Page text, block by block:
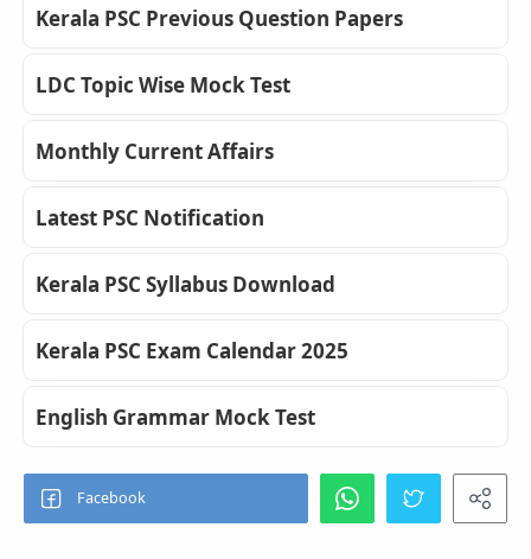
Kerala PSC Previous Question Papers
LDC Topic Wise Mock Test
Monthly Current Affairs
Latest PSC Notification
Kerala PSC Syllabus Download
Kerala PSC Exam Calendar 2025
English Grammar Mock Test